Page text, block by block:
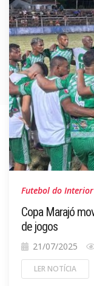
Futebol do Interior
Copa Marajó
de jogos
21/07/2025
LER NOTÍCIA